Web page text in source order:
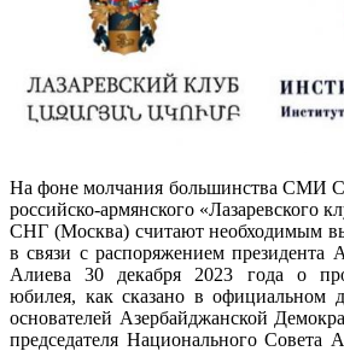
На фоне молчания большинства СМИ
российско-армянского «Лазаревского
СНГ (Москва) считают необходимым
в связи с распоряжением президента
Алиева 30 декабря 2023 года о
юбилея, как сказано в официальном
основателей Азербайджанской
председателя Национального Совета